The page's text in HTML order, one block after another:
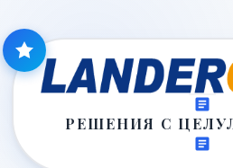
РЕШЕНИЯ С